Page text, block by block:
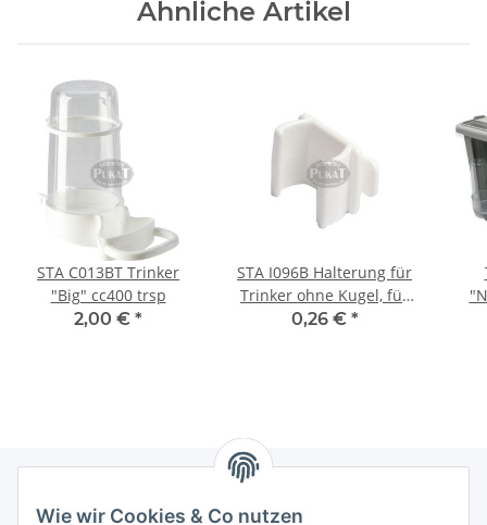
Wie wir Cookies & Co nutzen
Ähnliche Artikel
STA C013BT Trinker
"Big" cc400 trsp
2,00 € *
STA I096B Halterung für
Trinker ohne Kugel, für
senkrechte Gitter, weiß
0,26 € *